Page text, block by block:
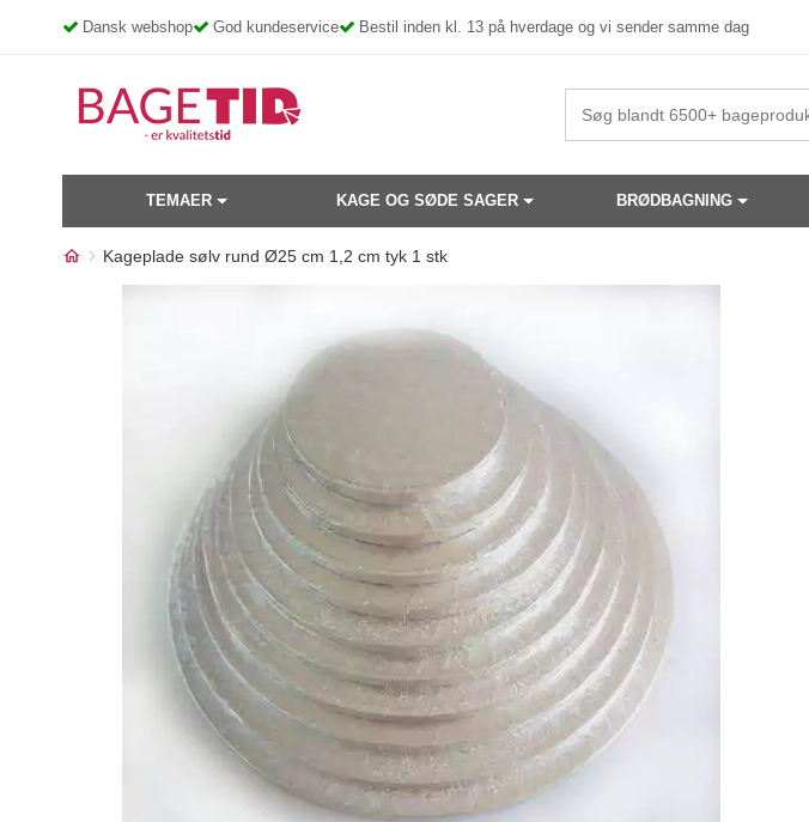
Dansk webshop God kundeservice Bestil inden kl. 13 på hverdage og vi sender samme dag
TEMAER KAGE OG SØDE SAGER BRØDBAGNING
Kageplade sølv rund Ø25 cm 1,2 cm tyk 1 stk
Måske kunne nogle af disse produkter
Kageplade sølv rund Ø27,5 cm 0,4 cm tyk 1 stk